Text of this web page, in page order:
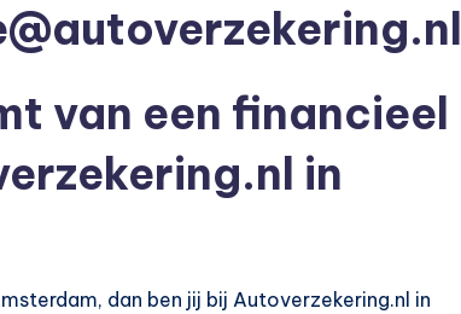
van een financieel
in
dan ben jij bij Autoverzekering.nl in